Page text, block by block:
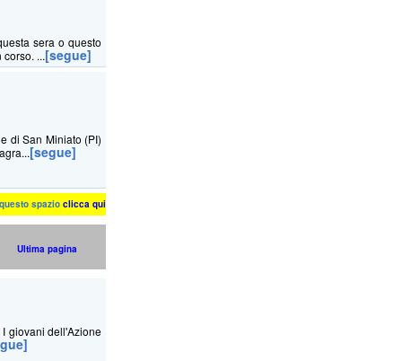
sera o questo
...[segue]
di San Miniato (PI)
[segue]
spazio clicca qui
Ultima pagina
giovani dell'Azione